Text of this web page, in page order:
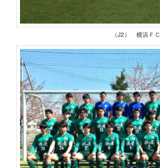
（J2） 横浜ＦＣ